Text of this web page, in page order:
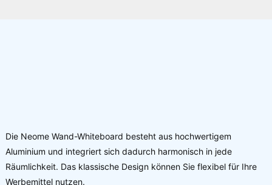
Die Neome Wand-Whiteboard besteht aus hochwertigem
Aluminium und integriert sich dadurch harmonisch in jede
Räumlichkeit. Das klassische Design können Sie flexibel für Ihre
Werbemittel nutzen.